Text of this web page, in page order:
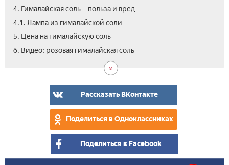
4. Гималайская соль – польза и вред
4.1. Лампа из гималайской соли
5. Цена на гималайскую соль
6. Видео: розовая гималайская соль
Рассказать ВКонтакте
Поделиться в Одноклассниках
Поделиться в Facebook